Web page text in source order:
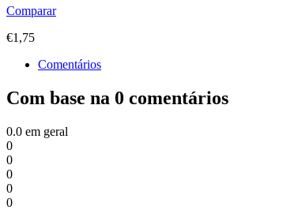
Comparar
€1,75
Comentários
Com base na 0 comentários
0.0 em geral
0
0
0
0
0